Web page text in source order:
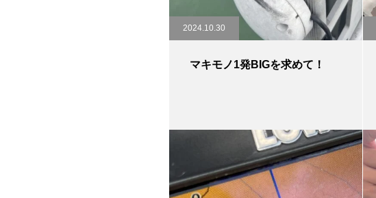
2024.10.30
マキモノ1発BIGを求めて！